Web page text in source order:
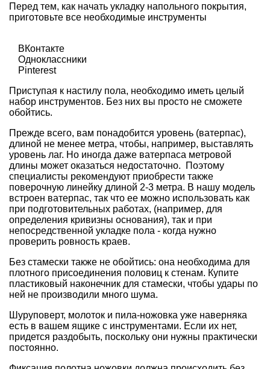
Перед тем, как начать укладку напольного покрытия,
приготовьте все необходимые инструменты
ВКонтакте
Одноклассники
Pinterest
Приступая к настилу пола, необходимо иметь целый
набор инструментов. Без них вы просто не сможете
обойтись.
Прежде всего, вам понадобится уровень (ватерпас),
длиной не менее метра, чтобы, например, выставлять
уровень лаг. Но иногда даже ватерпаса метровой
длины может оказаться недостаточно. Поэтому
специалисты рекомендуют приобрести также
поверочную линейку длиной 2-3 метра. В нашу модель
встроен ватерпас, так что ее можно использовать как
при подготовительных работах, (например, для
определения кривизны основания), так и при
непосредственной укладке пола - когда нужно
проверить ровность краев.
Без стамески также не обойтись: она необходима для
плотного присоединения половиц к стенам. Купите
пластиковый наконечник для стамески, чтобы удары по
ней не производили много шума.
Шуруповерт, молоток и пила-ножовка уже наверняка
есть в вашем ящике с инструментами. Если их нет,
придется раздобыть, поскольку они нужны практически
постоянно.